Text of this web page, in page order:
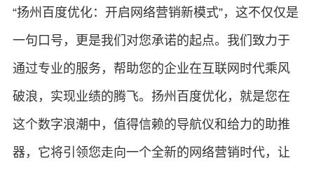
“扬州百度优化：开启网络营销新模式”，这不仅仅是
一句口号，更是我们对您承诺的起点。我们致力于
通过专业的服务，帮助您的企业在互联网时代乘风
破浪，实现业绩的腾飞。扬州百度优化，就是您在
这个数字浪潮中，值得信赖的导航仪和给力的助推
器，它将引领您走向一个全新的网络营销时代，让